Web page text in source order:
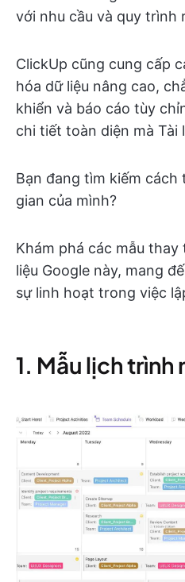
với nhu cầu và quy trình
ClickUp cũng cung cấp
hóa dữ liệu nâng cao,
khiển và báo cáo tùy
chi tiết toàn diện mà Tài
Bạn đang tìm kiếm
gian của mình?
Khám phá các mẫu thay
liệu Google này, mang
sự linh hoạt trong việc
1. Mẫu lịch